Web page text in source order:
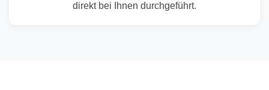
direkt bei Ihnen durchgeführt.